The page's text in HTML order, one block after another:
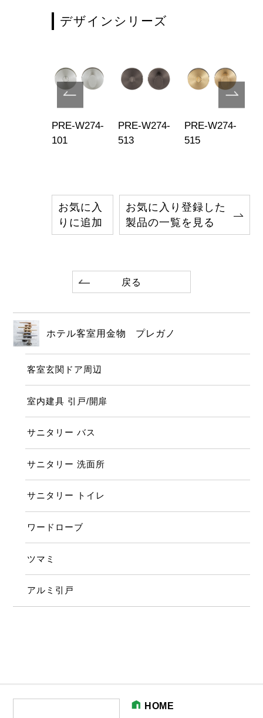
デザインシリーズ
PRE-W274-
101
PRE-W274-
513
PRE-W274-
515
お気に入
りに追加
お気に入り登録した
製品の一覧を見る
戻る
ホテル客室用金物 プレガノ
客室玄関ドア周辺
室内建具 引戸/開扉
サニタリー バス
サニタリー 洗面所
サニタリー トイレ
ワードローブ
ツマミ
アルミ引戸
HOME